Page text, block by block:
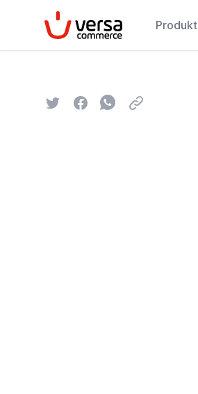
VersaCommerce Produkt
TwitterFacebookWhatsapp
Email